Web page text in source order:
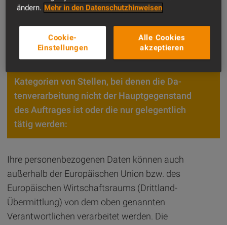
Stellen, bei denen die Da­ten­ver­ar­bei­tung
Hauptgegenstand des Auftrags ist:
Kategorien von Stellen, bei denen die Da­
ten­ver­ar­bei­tung nicht der Hauptgegenstand
des Auftrages ist oder die nur gelegentlich
tätig werden:
Ihre personenbezogenen Daten können auch
außerhalb der Europäischen Union bzw. des
Europäischen Wirtschaftsraums (Drittland-
Übermittlung) von dem oben genannten
Verantwortlichen verarbeitet werden. Die
ändern. Mehr in den Datenschutzhinweisen
Alle Cookies
akzeptieren
Cookie-
Einstellungen